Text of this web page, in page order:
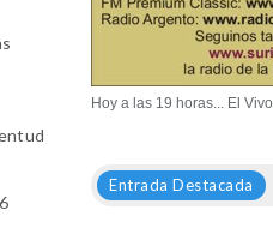
Hoy a las 19 horas... El Vivo
Entrada Destacada